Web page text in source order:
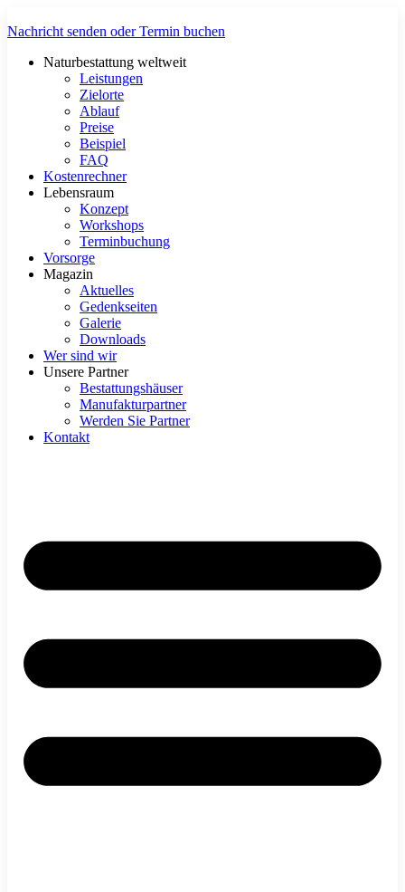
Inhalt
Nachricht senden oder Termin buchen
Naturbestattung weltweit
Leistungen
Zielorte
Ablauf
Preise
Beispiel
FAQ
Kostenrechner
Lebensraum
Konzept
Workshops
Terminbuchung
Vorsorge
Magazin
Aktuelles
Gedenkseiten
Galerie
Downloads
Wer sind wir
Unsere Partner
Bestattungshäuser
Manufakturpartner
Werden Sie Partner
Kontakt